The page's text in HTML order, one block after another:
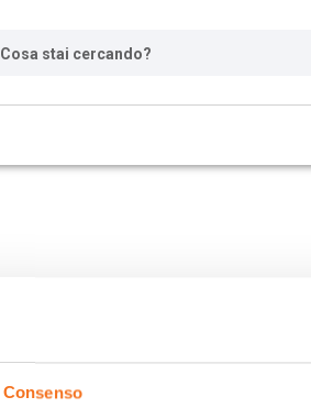
Consenso
Cosa stai cercando?